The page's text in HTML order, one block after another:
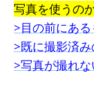
写真を使うの
>目の前にあ
>既に撮影済
>写真が撮れ